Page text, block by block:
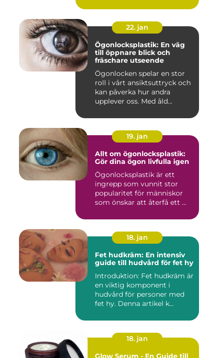
22. jan
Ögonlocksplastik: En väg
till öppnare blick och
fräschare utseende
Ögonlocken spelar en stor
roll i vårt ansiktsuttryck och
kan påverka hur andra
upplever oss. Med åld...
19. jan
Allt om ögonlocksplastik:
Gör dina ögon livfulla igen
Ögonlocksplastik är ett
ingrepp som vunnit stor
popularitet för människor
som önskar att återfå ett ...
18. jan
Fet hudkräm: En intensiv
guide till hudvård för fet hy
Introduktion: Fet hudkräm är
en viktig komponent i
hudvård för personer med
fet hy. Denna artikel k...
18. jan
Glow Serum - En Guide till